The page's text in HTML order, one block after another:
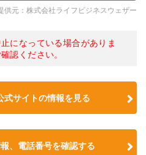
供元：株式会社ライフビジネスウェザー
になっている場合がありま
認ください。
式サイトの情報を見る
、電話番号を確認する